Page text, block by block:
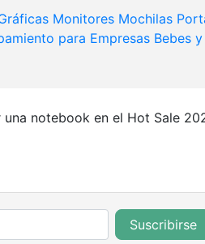
Monitores Mochilas
para Empresas Bebes
notebook en el Hot Sale
Suscribirse